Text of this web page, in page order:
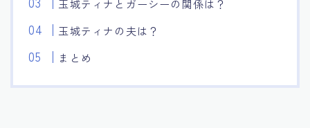
玉城ティナとガーシーの関係は？
玉城ティナの夫は？
まとめ